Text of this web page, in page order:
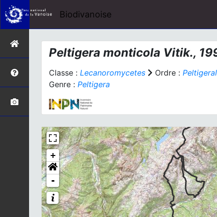
Biodivanoise
Peltigera monticola Vitik.,
Classe : Lecanoromycetes Ordre :
Genre : Peltigera
+
-